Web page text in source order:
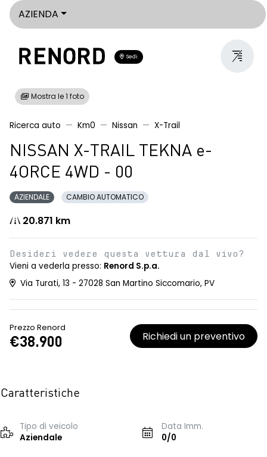
AZIENDA
Sedi
Mostra le 1 foto
Ricerca auto Km0 Nissan X-Trail
NISSAN X-TRAIL TEKNA e-
4ORCE 4WD - 00
AZIENDALE CAMBIO AUTOMATICO
20.871 km
Desideri vedere questa vettura dal vivo?
Vieni a vederla presso: Renord S.p.a.
Via Turati, 13 - 27028 San Martino Siccomario, PV
Prezzo Renord
€38.900 Richiedi un preventivo
Caratteristiche
Tipo di veicolo
Aziendale
Data Imm.
0/0